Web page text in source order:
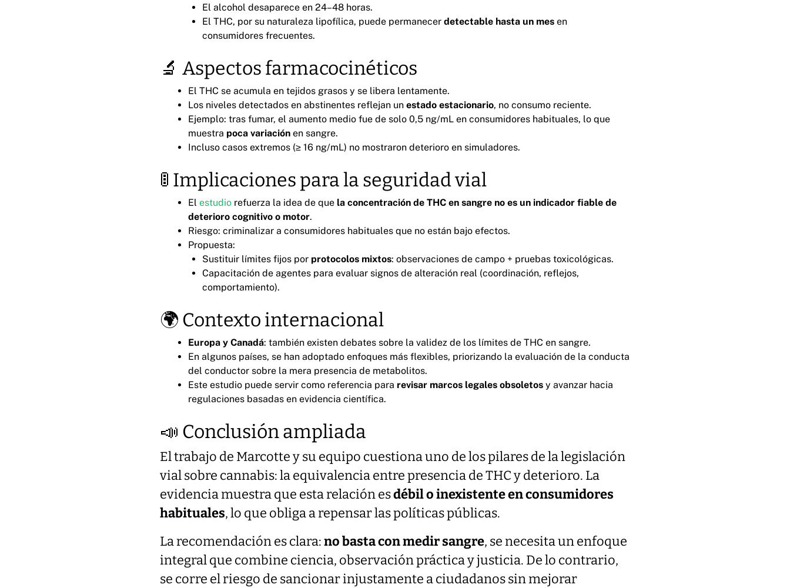
El alcohol desaparece en 24–48 horas.
El THC, por su naturaleza lipofílica, puede permanecer detectable hasta un mes en
consumidores frecuentes.
🔬 Aspectos farmacocinéticos
El THC se acumula en tejidos grasos y se libera lentamente.
Los niveles detectados en abstinentes reflejan un estado estacionario, no consumo reciente.
Ejemplo: tras fumar, el aumento medio fue de solo 0,5 ng/mL en consumidores habituales, lo que
muestra poca variación en sangre.
Incluso casos extremos (≥ 16 ng/mL) no mostraron deterioro en simuladores.
🚦 Implicaciones para la seguridad vial
El estudio refuerza la idea de que la concentración de THC en sangre no es un indicador fiable de
deterioro cognitivo o motor.
Riesgo: criminalizar a consumidores habituales que no están bajo efectos.
Propuesta:
Sustituir límites fijos por protocolos mixtos: observaciones de campo + pruebas toxicológicas.
Capacitación de agentes para evaluar signos de alteración real (coordinación, reflejos,
comportamiento).
🌍 Contexto internacional
Europa y Canadá: también existen debates sobre la validez de los límites de THC en sangre.
En algunos países, se han adoptado enfoques más flexibles, priorizando la evaluación de la conducta
del conductor sobre la mera presencia de metabolitos.
Este estudio puede servir como referencia para revisar marcos legales obsoletos y avanzar hacia
regulaciones basadas en evidencia científica.
📣 Conclusión ampliada
El trabajo de Marcotte y su equipo cuestiona uno de los pilares de la legislación
vial sobre cannabis: la equivalencia entre presencia de THC y deterioro. La
evidencia muestra que esta relación esdébil o inexistente en consumidores
habituales, lo que obliga a repensar las políticas públicas.
La recomendación es clara:no basta con medir sangre, se necesita un enfoque
integral que combine ciencia, observación práctica y justicia. De lo contrario,
se corre el riesgo de sancionar injustamente a ciudadanos sin mejorar